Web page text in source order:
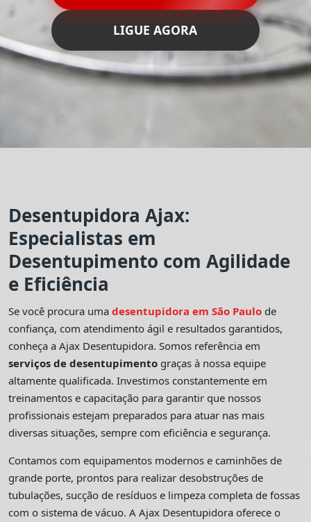
LIGUE AGORA
Desentupidora Ajax:
Especialistas em
Desentupimento com Agilidade
e Eficiência
Se você procura umadesentupidora em São Paulo de
confiança, com atendimento ágil e resultados garantidos,
conheça a Ajax Desentupidora. Somos referência em
serviços de desentupimento graças à nossa equipe
altamente qualificada. Investimos constantemente em
treinamentos e capacitação para garantir que nossos
profissionais estejam preparados para atuar nas mais
diversas situações, sempre com eficiência e segurança.
Contamos com equipamentos modernos e caminhões de
grande porte, prontos para realizar desobstruções de
tubulações, sucção de resíduos e limpeza completa de fossas
com o sistema de vácuo. A Ajax Desentupidora oferece o